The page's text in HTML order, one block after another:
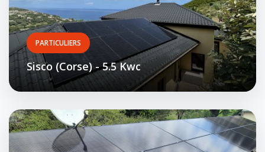
PARTICULIERS
Sisco (Corse) - 5.5 Kwc